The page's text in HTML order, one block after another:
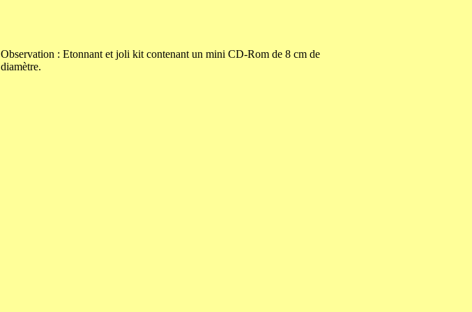
Observation : Etonnant et joli kit contenant un mini CD-Rom de 8 cm de
diamètre.